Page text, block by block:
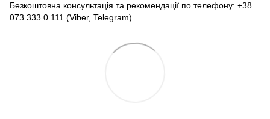
Безкоштовна консультація та рекомендації по телефону: +38
073 333 0 111 (Viber, Telegram)